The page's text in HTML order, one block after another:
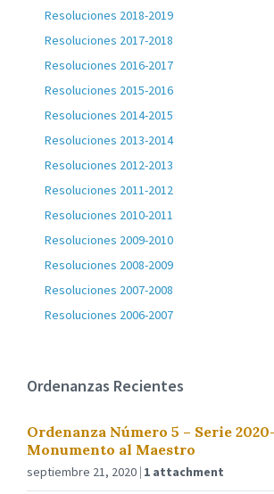
Resoluciones 2018-2019
Resoluciones 2017-2018
Resoluciones 2016-2017
Resoluciones 2015-2016
Resoluciones 2014-2015
Resoluciones 2013-2014
Resoluciones 2012-2013
Resoluciones 2011-2012
Resoluciones 2010-2011
Resoluciones 2009-2010
Resoluciones 2008-2009
Resoluciones 2007-2008
Resoluciones 2006-2007
Ordenanzas Recientes
Ordenanza Número 5 – Serie
Monumento al Maestro
septiembre 21, 2020 1 attachment